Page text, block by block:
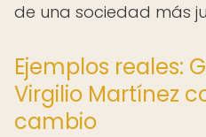
de una sociedad más
Ejemplos reales:
Virgilio Martínez
cambio